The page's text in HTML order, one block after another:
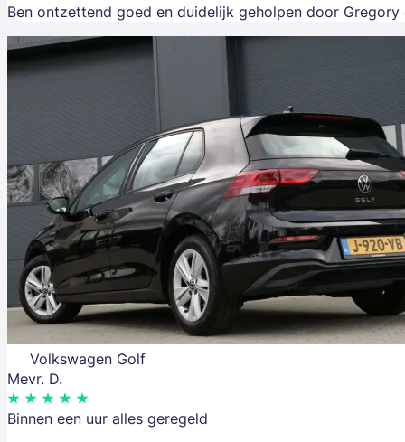
Ben ontzettend goed en duidelijk geholpen door
Volkswagen Golf
Mevr. D.
Binnen een uur alles geregeld